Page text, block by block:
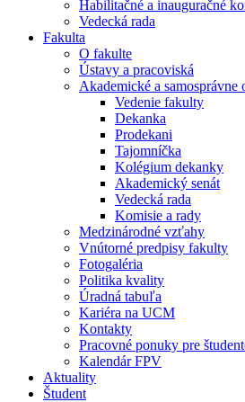
Habilitačné a inauguračné
Vedecká rada
Fakulta
O fakulte
Ústavy a pracoviská
Akademické a samosprávne
Vedenie fakulty
Dekanka
Prodekani
Tajomníčka
Kolégium dekanky
Akademický senát
Vedecká rada
Komisie a rady
Medzinárodné vzťahy
Vnútorné predpisy fakulty
Fotogaléria
Politika kvality
Úradná tabuľa
Kariéra na UCM
Kontakty
Pracovné ponuky pre
Kalendár FPV
Aktuality
Študent